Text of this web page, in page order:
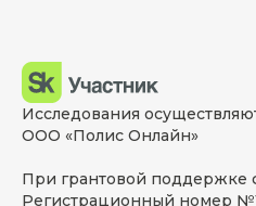
Исследования
ООО «Полис Онлайн»
При грантовой поддержке
Регистрационный номер